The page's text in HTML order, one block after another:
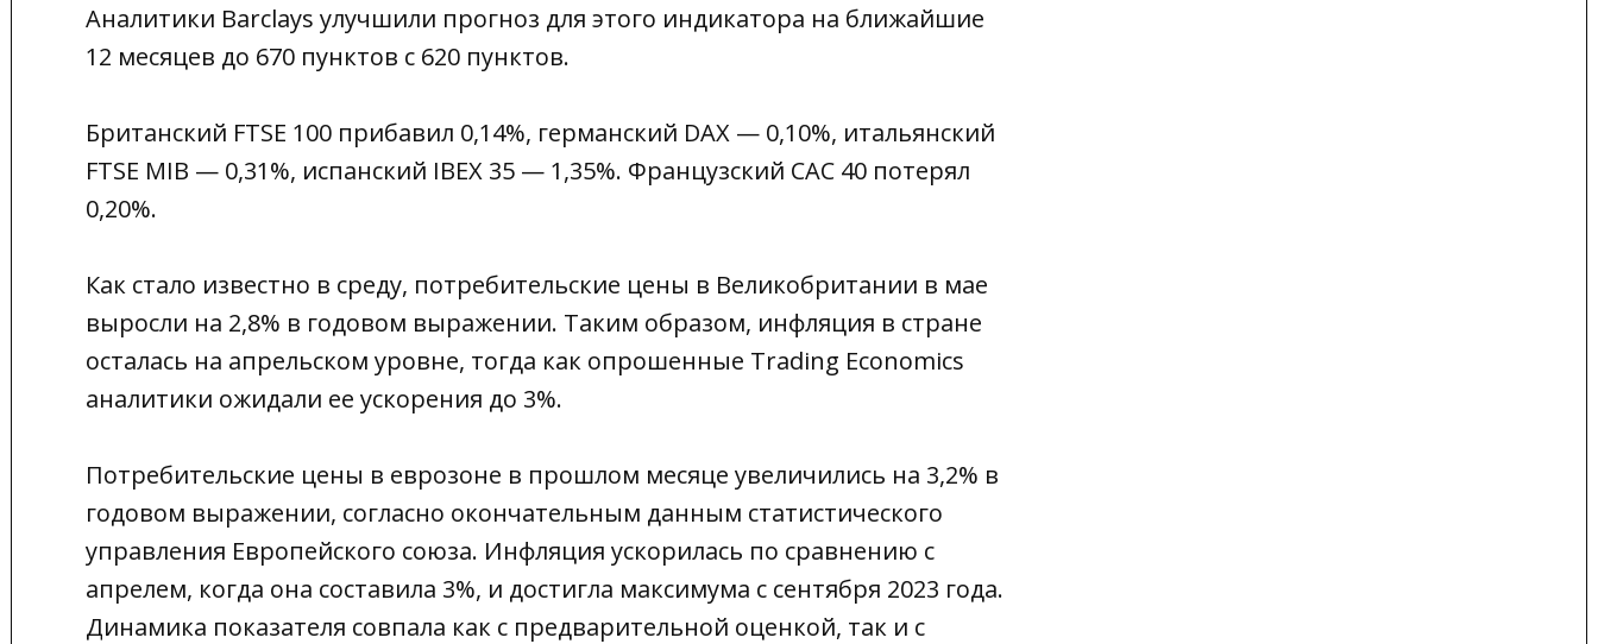
Аналитики Barclays улучшили прогноз для этого индикатора на ближайшие
12 месяцев до 670 пунктов с 620 пунктов.
Британский FTSE 100 прибавил 0,14%, германский DAX — 0,10%, итальянский
FTSE MIB — 0,31%, испанский IBEX 35 — 1,35%. Французский CAC 40 потерял
0,20%.
Как стало известно в среду, потребительские цены в Великобритании в мае
выросли на 2,8% в годовом выражении. Таким образом, инфляция в стране
осталась на апрельском уровне, тогда как опрошенные Trading Economics
аналитики ожидали ее ускорения до 3%.
Потребительские цены в еврозоне в прошлом месяце увеличились на 3,2% в
годовом выражении, согласно окончательным данным статистического
управления Европейского союза. Инфляция ускорилась по сравнению с
апрелем, когда она составила 3%, и достигла максимума с сентября 2023 года.
Динамика показателя совпала как с предварительной оценкой, так и с